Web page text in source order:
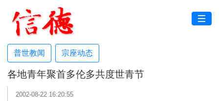
普世教闻 宗座动态
各地青年聚首多伦多共度世青节
2002-08-22 16:20:55